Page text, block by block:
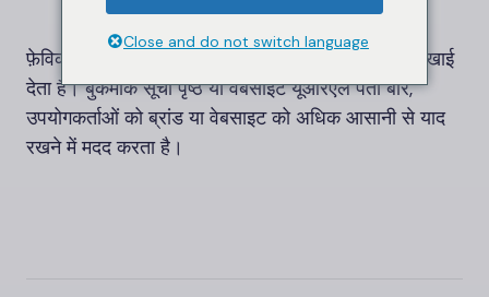
फ़ेविकॉन एक छोटा आइकन है जो आपके ब्राउज़र टैब पर दिखाई
देता है। बुकमार्क सूची पृष्ठ या वेबसाइट यूआरएल पता बार,
उपयोगकर्ताओं को ब्रांड या वेबसाइट को अधिक आसानी से याद
रखने में मदद करता है।
Close and do not switch language